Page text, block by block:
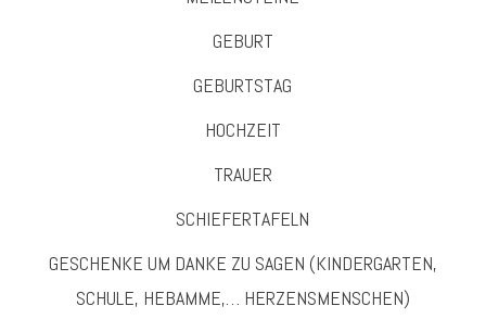
GEBURT
GEBURTSTAG
HOCHZEIT
TRAUER
SCHIEFERTAFELN
GESCHENKE UM DANKE ZU SAGEN (KINDERGARTEN,
SCHULE, HEBAMME,… HERZENSMENSCHEN)